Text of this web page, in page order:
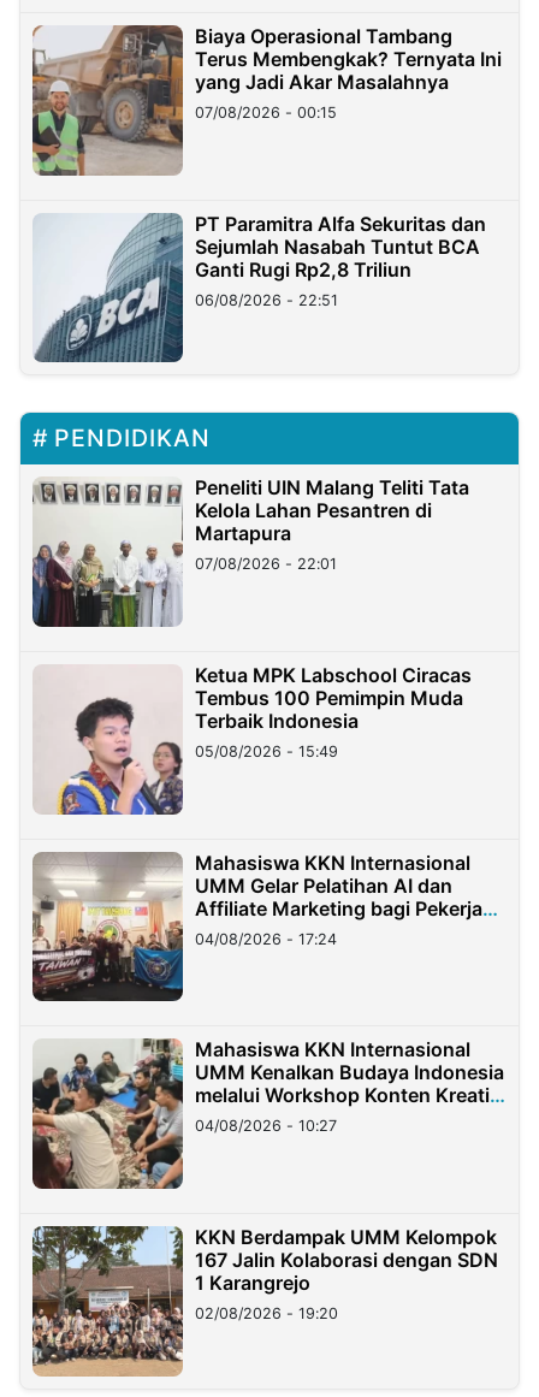
Biaya Operasional Tambang
Terus Membengkak? Ternyata Ini
yang Jadi Akar Masalahnya
07/08/2026 - 00:15
PT Paramitra Alfa Sekuritas dan
Sejumlah Nasabah Tuntut BCA
Ganti Rugi Rp2,8 Triliun
06/08/2026 - 22:51
PENDIDIKAN
Peneliti UIN Malang Teliti Tata
Kelola Lahan Pesantren di
Martapura
07/08/2026 - 22:01
Ketua MPK Labschool Ciracas
Tembus 100 Pemimpin Muda
Terbaik Indonesia
05/08/2026 - 15:49
Mahasiswa KKN Internasional
UMM Gelar Pelatihan AI dan
Affiliate Marketing bagi Pekerja
Migran Indonesia di Taiwan
04/08/2026 - 17:24
Mahasiswa KKN Internasional
UMM Kenalkan Budaya Indonesia
melalui Workshop Konten Kreatif
di Taiwan
04/08/2026 - 10:27
KKN Berdampak UMM Kelompok
167 Jalin Kolaborasi dengan SDN
1 Karangrejo
02/08/2026 - 19:20